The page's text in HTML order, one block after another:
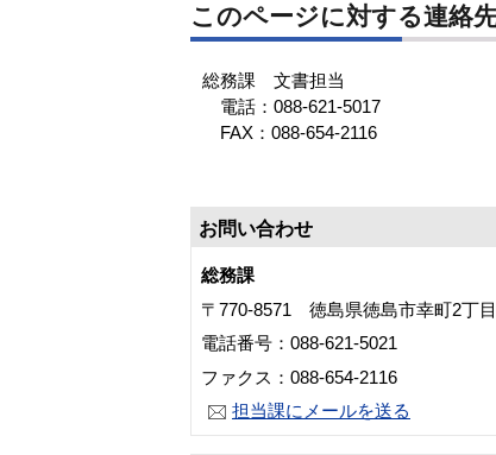
このページに対する連絡
総務課 文書担当
電話：088-621-5017
FAX：088-654-2116
お問い合わせ
総務課
〒770-8571 徳島県徳島市幸町2丁目
電話番号：088-621-5021
ファクス：088-654-2116
担当課にメールを送る